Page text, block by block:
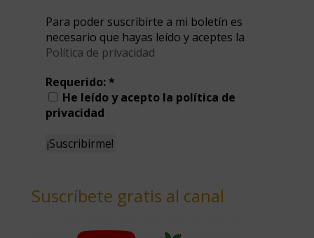
Para poder suscribirte a mi boletín es
necesario que hayas leído y aceptes la
Política de privacidad
Requerido:*
He leído y acepto la política de
privacidad
Suscríbete gratis al canal